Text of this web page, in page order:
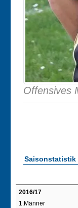
Offensives
Saisonstatistik
2016/17
1.Männer